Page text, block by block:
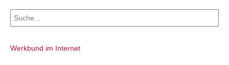
Werkbund im Internet